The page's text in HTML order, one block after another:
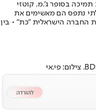
בסופר ג'.מ. קוטזי
נתפס הם מאשימים את
החברה הישראלית "כת" • בין